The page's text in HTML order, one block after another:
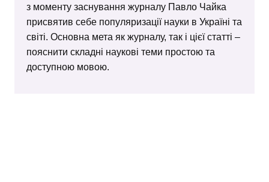
з моменту заснування журналу Павло Чайка
присвятив себе популяризації науки в Україні та
світі. Основна мета як журналу, так і цієї статті –
пояснити складні наукові теми простою та
доступною мовою.